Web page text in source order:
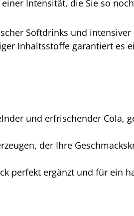
Intensität, die Sie so
Softdrinks und
Inhaltsstoffe garantiert es
und erfrischender Cola,
der Ihre
perfekt ergänzt und für ein